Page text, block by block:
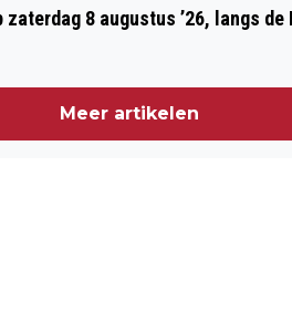
8 augustus ’26, langs
Meer artikelen